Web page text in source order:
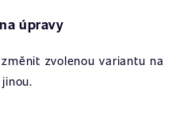
úpravy
zvolenou variantu na
jinou.